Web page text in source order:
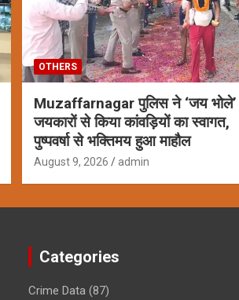
OTHERS
Muzaffarnagar पुलिस ने ‘जय
जयकारों से किया कांवड़ियों का स्वागत,
पुष्पवर्षा से भक्तिमय हुआ माहौल
August 9, 2026 admin
Categories
Crime Data (87)